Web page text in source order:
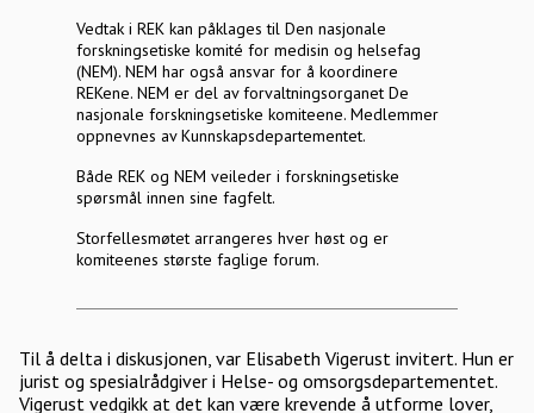
Vedtak i REK kan påklages til Den nasjonale
forskningsetiske komité for medisin og helsefag
(NEM). NEM har også ansvar for å koordinere
REKene. NEM er del av forvaltningsorganet De
nasjonale forskningsetiske komiteene. Medlemmer
oppnevnes av Kunnskapsdepartementet.
Både REK og NEM veileder i forskningsetiske
spørsmål innen sine fagfelt.
Storfellesmøtet arrangeres hver høst og er
komiteenes største faglige forum.
Til å delta i diskusjonen, var Elisabeth Vigerust invitert. Hun er
jurist og spesialrådgiver i Helse- og omsorgsdepartementet.
Vigerust vedgikk at det kan være krevende å utforme lover,